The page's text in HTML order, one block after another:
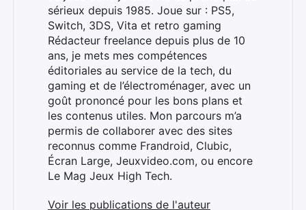
sérieux depuis 1985. Joue sur : PS5,
Switch, 3DS, Vita et retro gaming
Rédacteur freelance depuis plus de 10
ans, je mets mes compétences
éditoriales au service de la tech, du
gaming et de l’électroménager, avec un
goût prononcé pour les bons plans et
les contenus utiles. Mon parcours m’a
permis de collaborer avec des sites
reconnus comme Frandroid, Clubic,
Écran Large, Jeuxvideo.com, ou encore
Le Mag Jeux High Tech.
Voir les publications de l'auteur